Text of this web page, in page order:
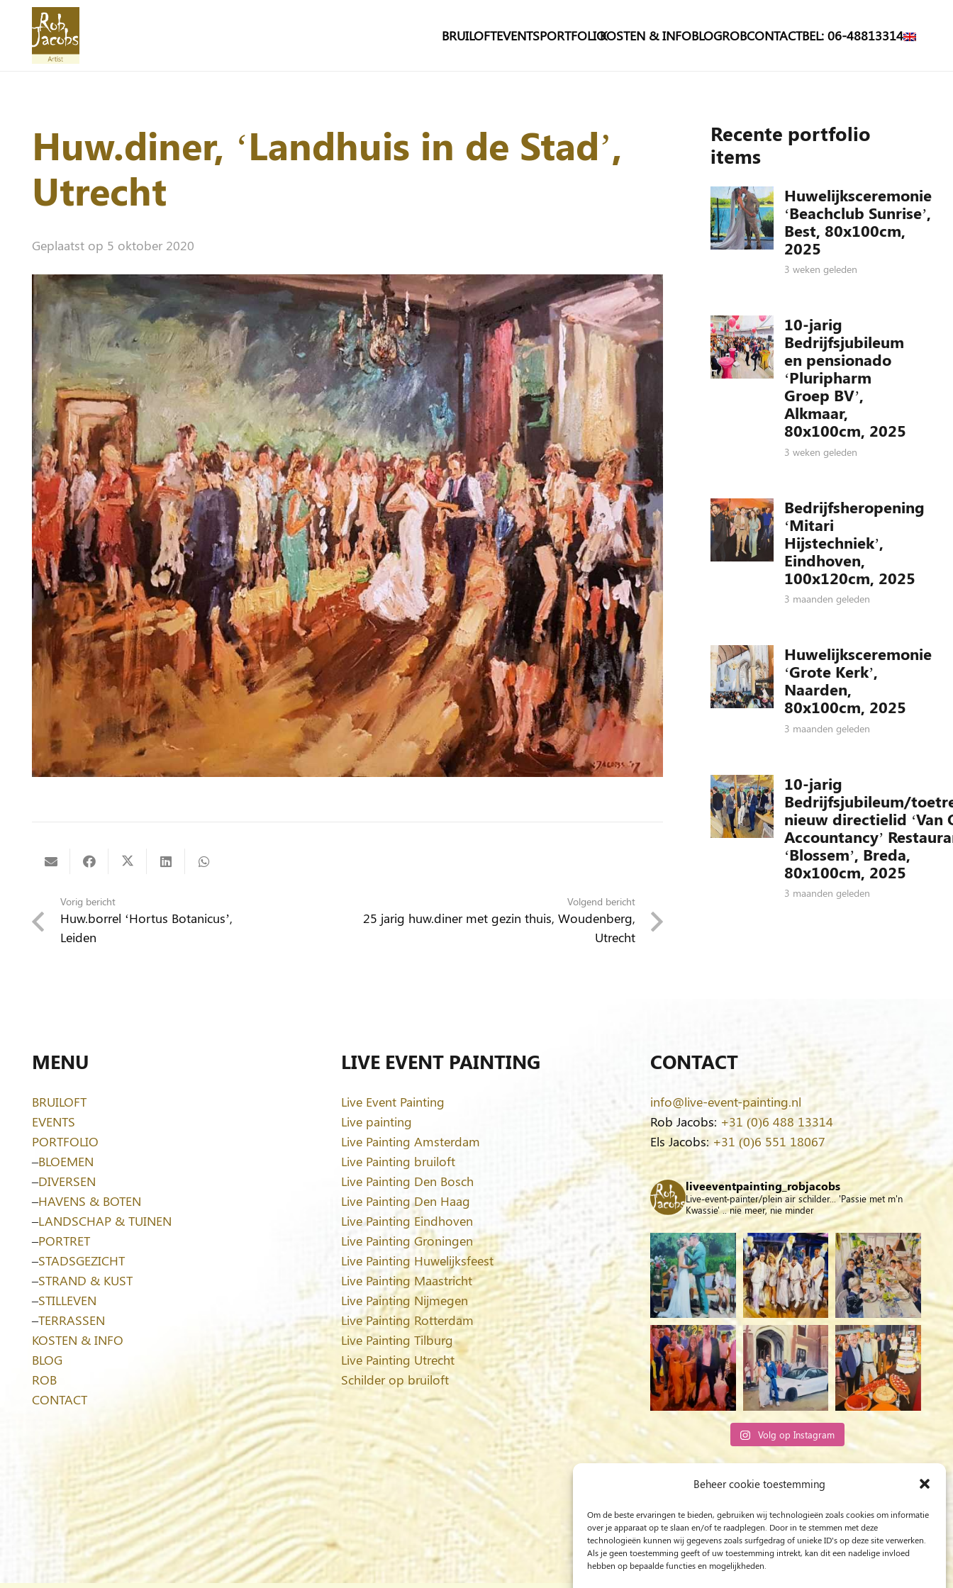
Beheer cookie toestemming
Om de beste ervaringen te bieden, gebruiken wij technologieën zoals cookies om informatie
over je apparaat op te slaan en/of te raadplegen. Door in te stemmen met deze
technologieën kunnen wij gegevens zoals surfgedrag of unieke ID's op deze site verwerken.
Als je geen toestemming geeft of uw toestemming intrekt, kan dit een nadelige invloed
hebben op bepaalde functies en mogelijkheden.
BRUILOFTEVENTSPORTFOLIOKOSTEN & INFOBLOGROBCONTACTBEL: 06-48813314
Huw.diner, ‘Landhuis in de Stad’,
Utrecht
Geplaatst op 5 oktober 2020
Vorig bericht
Huw.borrel ‘Hortus Botanicus’,
Leiden
Volgend bericht
25 jarig huw.diner met gezin thuis, Woudenberg,
Utrecht
Recente portfolio
items
Huwelijksceremonie
‘Beachclub Sunrise’,
Best, 80x100cm,
2025
3 weken geleden
10-jarig
Bedrijfsjubileum
en pensionado
‘Pluripharm
Groep BV’,
Alkmaar,
80x100cm, 2025
3 weken geleden
Bedrijfsheropening
‘Mitari
Hijstechniek’,
Eindhoven,
100x120cm, 2025
3 maanden geleden
Huwelijksceremonie
‘Grote Kerk’,
Naarden,
80x100cm, 2025
3 maanden geleden
10-jarig
Bedrijfsjubileum/
nieuw directielid ‘Van
Accountancy’
‘Blossem’, Breda,
80x100cm, 2025
3 maanden geleden
MENU
BRUILOFT
EVENTS
PORTFOLIO
–BLOEMEN
–DIVERSEN
–HAVENS & BOTEN
–LANDSCHAP & TUINEN
–PORTRET
–STADSGEZICHT
–STRAND & KUST
–STILLEVEN
–TERRASSEN
KOSTEN & INFO
BLOG
ROB
CONTACT
LIVE EVENT PAINTING
Live Event Painting
Live painting
Live Painting Amsterdam
Live Painting bruiloft
Live Painting Den Bosch
Live Painting Den Haag
Live Painting Eindhoven
Live Painting Groningen
Live Painting Huwelijksfeest
Live Painting Maastricht
Live Painting Nijmegen
Live Painting Rotterdam
Live Painting Tilburg
Live Painting Utrecht
Schilder op bruiloft
CONTACT
info@live-event-painting.nl
Rob Jacobs: +31 (0)6 488 13314
Els Jacobs:+31 (0)6 551 18067
liveeventpainting_robjacobs
Live-event-painter/plein air schilder... 'Passie met m'n
Kwassie' .. nie meer, nie minder
Volg op Instagram
Rob Jacobs uit ’s-Hertogenbosch is een ‘Plein
bewogen door Licht en Liefde.